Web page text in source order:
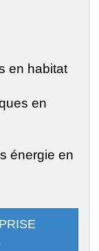
en habitat
en
énergie en